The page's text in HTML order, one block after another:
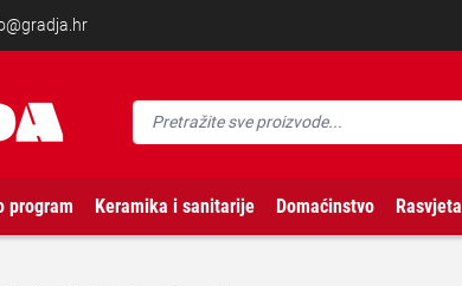
program Keramika i sanitarije Domaćinstvo Rasvjeta